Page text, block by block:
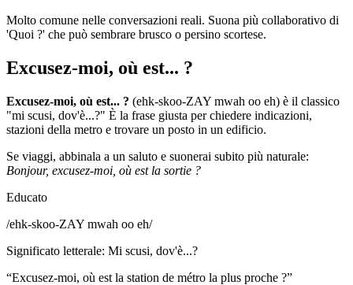
Molto comune nelle conversazioni reali. Suona più collaborativo di
'Quoi ?' che può sembrare brusco o persino scortese.
Excusez-moi, où est... ?
Excusez-moi, où est... ? (ehk-skoo-ZAY mwah oo eh) è il classico
"mi scusi, dov'è...?" È la frase giusta per chiedere indicazioni,
stazioni della metro e trovare un posto in un edificio.
Se viaggi, abbinala a un saluto e suonerai subito più naturale:
Bonjour, excusez-moi, où est la sortie ?
Educato
/ehk-skoo-ZAY mwah oo eh/
Significato letterale: Mi scusi, dov'è...?
“Excusez-moi, où est la station de métro la plus proche ?”